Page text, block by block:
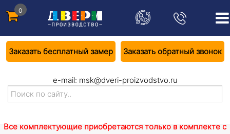
0
Заказать бесплатный замер Заказать обратный звонок
e-mail: msk@dveri-proizvodstvo.ru
Все комплектующие приобретаются только в комплекте с